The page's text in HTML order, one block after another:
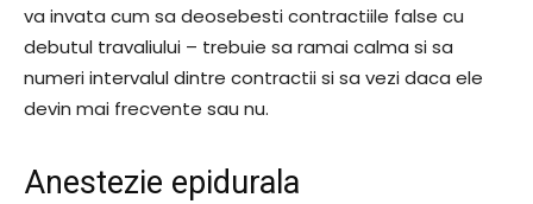
va invata cum sa deosebesti contractiile false cu
debutul travaliului – trebuie sa ramai calma si sa
numeri intervalul dintre contractii si sa vezi daca ele
devin mai frecvente sau nu.
Anestezie epidurala